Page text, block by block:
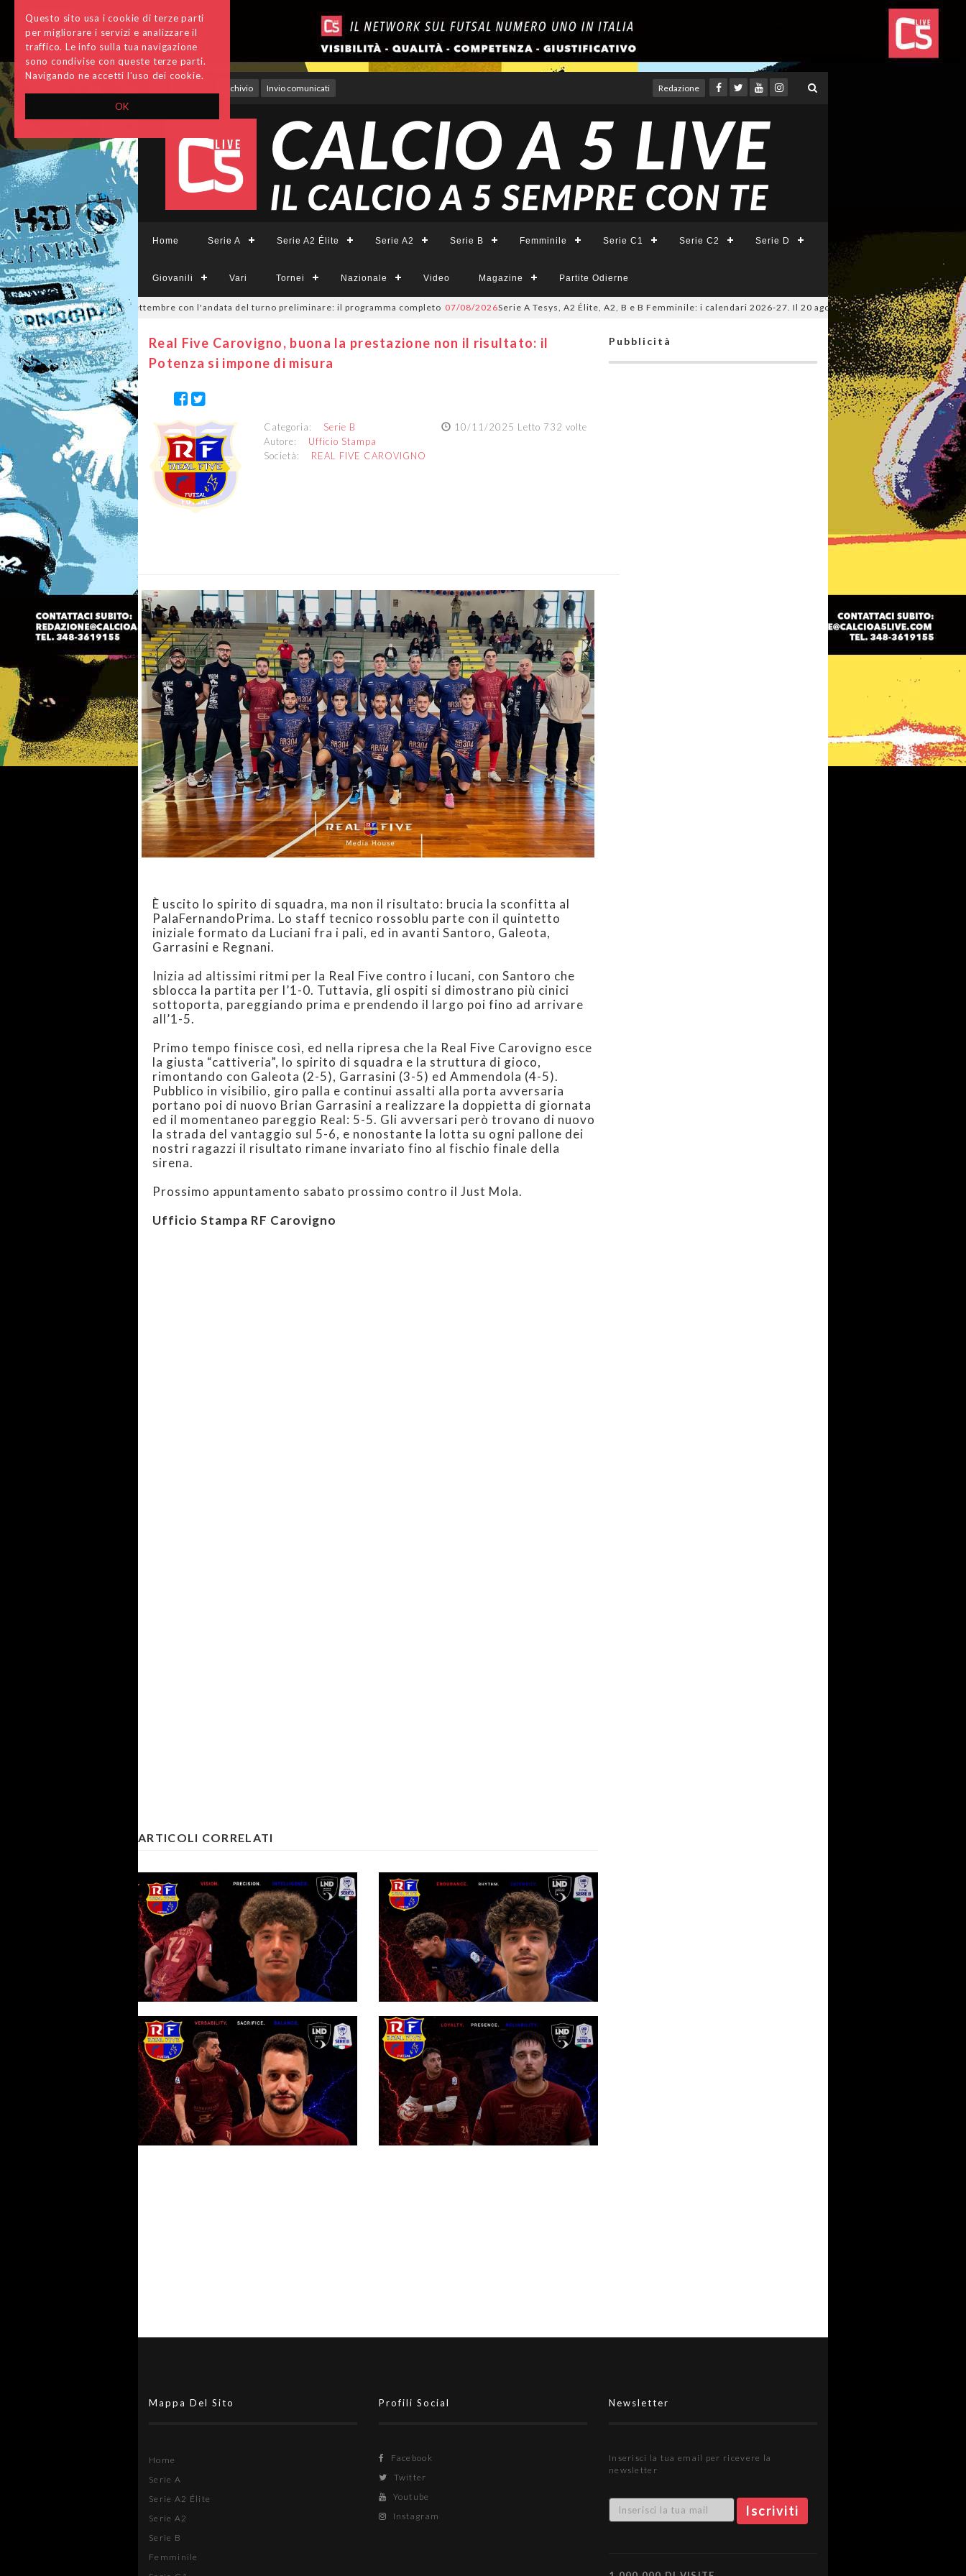
OK
Questo sito usa i cookie di terze parti
per migliorare i servizi e analizzare il
traffico. Le info sulla tua navigazione
sono condivise con queste terze parti.
Navigando ne accetti l'uso dei cookie.
Archivio Invio comunicati Redazione
Home Serie A Serie A2 Élite Serie A2 Serie B Femminile Serie C1 Serie C2 Serie D
Giovanili Vari Tornei Nazionale Video Magazine Partite Odierne
si parte il 19 settembre con l'andata del turno preliminare: il programma completo 07/08/2026Serie A Tesys, A2 Élite, A2, B e B Femminile: i calendari 2026-27. Il 20 agosto la presentazione della Serie A
Real Five Carovigno, buona la prestazione non il risultato: il
Potenza si impone di misura
10/11/2025 Letto 732 volte
Categoria: Serie B
Autore: Ufficio Stampa
Società: REAL FIVE CAROVIGNO
È uscito lo spirito di squadra, ma non il risultato: brucia la sconfitta al
PalaFernandoPrima. Lo staff tecnico rossoblu parte con il quintetto
iniziale formato da Luciani fra i pali, ed in avanti Santoro, Galeota,
Garrasini e Regnani.
Inizia ad altissimi ritmi per la Real Five contro i lucani, con Santoro che
sblocca la partita per l’1-0. Tuttavia, gli ospiti si dimostrano più cinici
sottoporta, pareggiando prima e prendendo il largo poi fino ad arrivare
all’1-5.
Primo tempo finisce così, ed nella ripresa che la Real Five Carovigno esce
la giusta “cattiveria”, lo spirito di squadra e la struttura di gioco,
rimontando con Galeota (2-5), Garrasini (3-5) ed Ammendola (4-5).
Pubblico in visibilio, giro palla e continui assalti alla porta avversaria
portano poi di nuovo Brian Garrasini a realizzare la doppietta di giornata
ed il momentaneo pareggio Real: 5-5. Gli avversari però trovano di nuovo
la strada del vantaggio sul 5-6, e nonostante la lotta su ogni pallone dei
nostri ragazzi il risultato rimane invariato fino al fischio finale della
sirena.
Prossimo appuntamento sabato prossimo contro il Just Mola.
Ufficio Stampa RF Carovigno
ARTICOLI CORRELATI
#futsalmercato, RF Carovigno:
Leuzzi prosegue il suo cammino
nel club
#futsalmercato, la Real Five
Carovigno incassa un altro sì:
Leuzzi rinnova
Pubblicità
Mappa Del Sito
Home
Serie A
Serie A2 Élite
Serie A2
Serie B
Femminile
Profili Social
Facebook
Twitter
Youtube
Instagram
Newsletter
Inserisci la tua email per ricevere la
newsletter